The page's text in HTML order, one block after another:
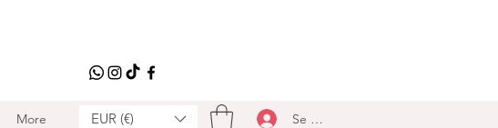
More EUR (€) Se connecter